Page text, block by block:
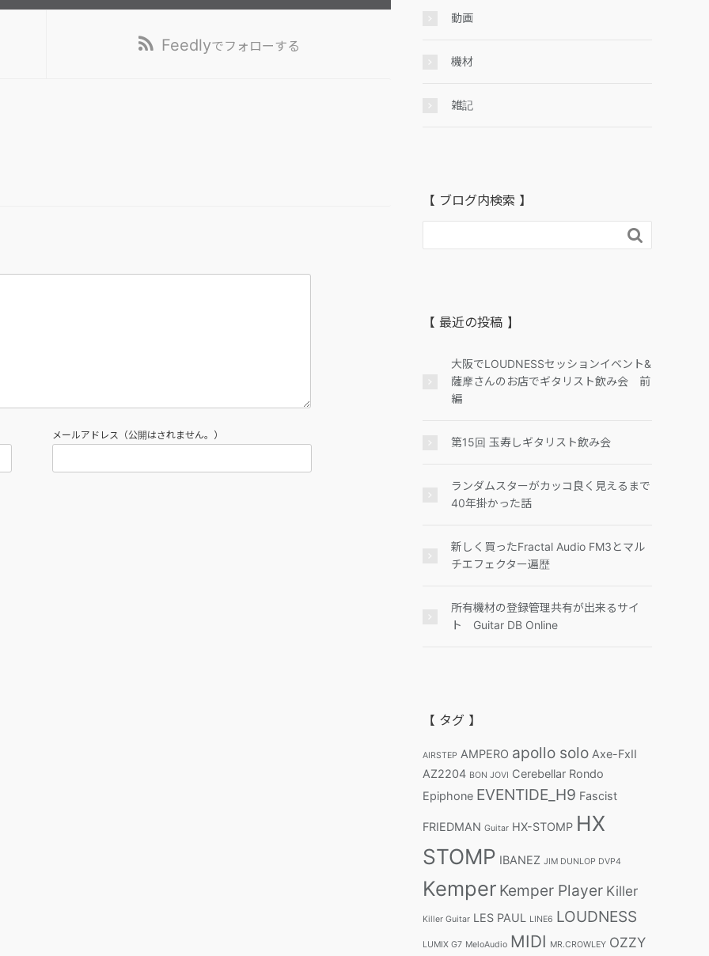
Feedlyでフォローする
メールアドレス（公開はされません。）
動画
機材
雑記
【 ブログ内検索 】

【 最近の投稿 】
大阪でLOUDNESSセッションイベント&
薩摩さんのお店でギタリスト飲み会 前
編
第15回 玉寿しギタリスト飲み会
ランダムスターがカッコ良く見えるまで
40年掛かった話
新しく買ったFractal Audio FM3とマル
チエフェクター遍歴
所有機材の登録管理共有が出来るサイ
ト Guitar DB Online
【 タグ 】
AIRSTEP AMPERO apollo solo Axe-FxII
AZ2204 BON JOVI Cerebellar Rondo
Epiphone EVENTIDE_H9 Fascist
FRIEDMAN Guitar HX-STOMP HX
STOMP IBANEZ JIM DUNLOP DVP4
Kemper Kemper Player Killer
Killer Guitar LES PAUL LINE6 LOUDNESS
LUMIX G7 MeloAudio MIDI MR.CROWLEY OZZY